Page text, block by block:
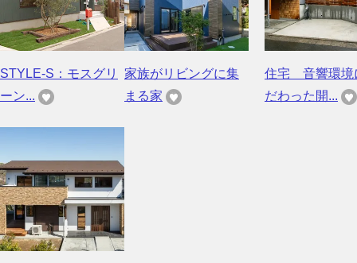
STYLE-S：モスグリ
ーン...
家族がリビングに集
まる家
住宅 音響環境
だわった開...